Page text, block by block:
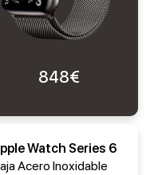
848€
Watch Series 6
Acero Inoxidable